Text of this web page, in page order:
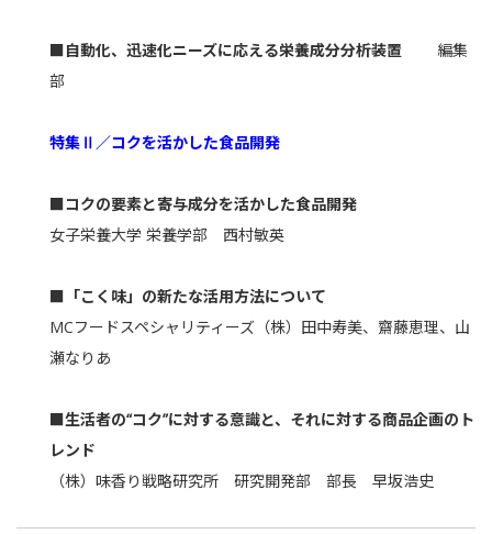
■自動化、迅速化ニーズに応える栄養成分分析装置 編集
部
特集Ⅱ／コクを活かした食品開発
■コクの要素と寄与成分を活かした食品開発
女子栄養大学 栄養学部 西村敏英
■「こく味」の新たな活用方法について
MCフードスペシャリティーズ（株）田中寿美、齋藤恵理、山
瀬なりあ
■生活者の“コク”に対する意識と、それに対する商品企画のト
レンド
（株）味香り戦略研究所 研究開発部 部長 早坂浩史